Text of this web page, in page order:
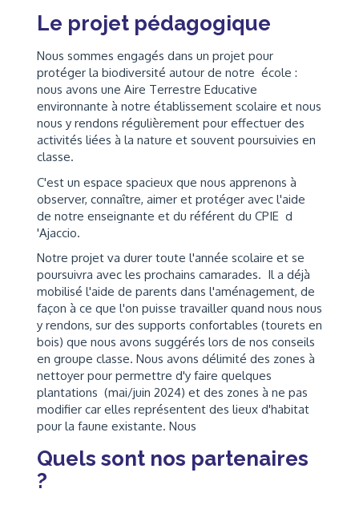
Le projet pédagogique
Nous sommes engagés dans un projet pour
protéger la biodiversité autour de notre école :
nous avons une Aire Terrestre Educative
environnante à notre établissement scolaire et nous
nous y rendons régulièrement pour effectuer des
activités liées à la nature et souvent poursuivies en
classe.
C'est un espace spacieux que nous apprenons à
observer, connaître, aimer et protéger avec l'aide
de notre enseignante et du référent du CPIE d
'Ajaccio.
Notre projet va durer toute l'année scolaire et se
poursuivra avec les prochains camarades. Il a déjà
mobilisé l'aide de parents dans l'aménagement, de
façon à ce que l'on puisse travailler quand nous nous
y rendons, sur des supports confortables (tourets en
bois) que nous avons suggérés lors de nos conseils
en groupe classe. Nous avons délimité des zones à
nettoyer pour permettre d'y faire quelques
plantations (mai/juin 2024) et des zones à ne pas
modifier car elles représentent des lieux d'habitat
pour la faune existante. Nous
Quels sont nos partenaires
?